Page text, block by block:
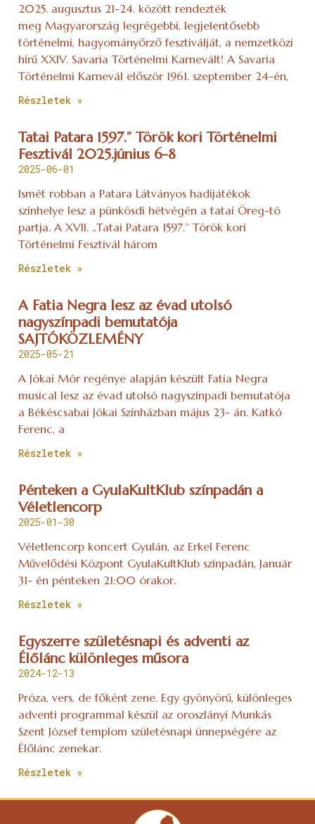
2025. augusztus 21-24. között rendezték
meg Magyarország legrégebbi, legjelentősebb
történelmi, hagyományőrző fesztiválját, a nemzetközi
hírű XXIV. Savaria Történelmi Karnevált! A Savaria
Történelmi Karnevál először 1961. szeptember 24-én,
Részletek »
Tatai Patara 1597.” Török kori Történelmi
Fesztivál 2025.június 6-8
2025-06-01
Ismét robban a Patara Látványos hadijátékok
színhelye lesz a pünkösdi hétvégén a tatai Öreg-tó
partja. A XVII. „Tatai Patara 1597.” Török kori
Történelmi Fesztivál három
Részletek »
A Fatia Negra lesz az évad utolsó
nagyszínpadi bemutatója
SAJTÓKÖZLEMÉNY
2025-05-21
A Jókai Mór regénye alapján készült Fatia Negra
musical lesz az évad utolsó nagyszínpadi bemutatója
a Békéscsabai Jókai Színházban május 23- án. Katkó
Ferenc, a
Részletek »
Pénteken a GyulaKultKlub színpadán a
Véletlencorp
2025-01-30
Véletlencorp koncert Gyulán, az Erkel Ferenc
Művelődési Központ GyulaKultKlub színpadán, Január
31- én pénteken 21:00 órakor.
Részletek »
Egyszerre születésnapi és adventi az
Élőlánc különleges műsora
2024-12-13
Próza, vers, de főként zene. Egy gyönyörű, különleges
adventi programmal készül az oroszlányi Munkás
Szent József templom születésnapi ünnepségére az
Élőlánc zenekar.
Részletek »